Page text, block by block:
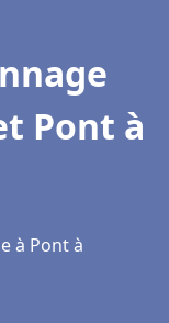
Pont à
à Pont à